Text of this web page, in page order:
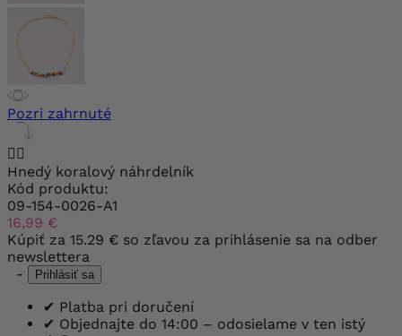
Pozri zahrnuté

Hnedý koralový náhrdelník
Kód produktu:
09-154-0026-A1
16,99 €
Kúpiť za 15.29 € so zľavou za prihlásenie sa na odber
newslettera
-
Prihlásiť sa
✔ Platba pri doručení
✔ Objednajte do 14:00 – odosielame v ten istý